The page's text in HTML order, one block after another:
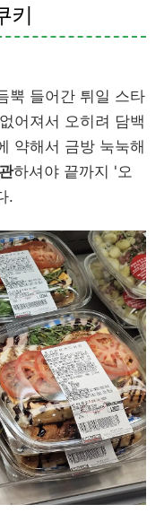
키
뿍 들어간 튀일 스타
어져서 오히려 담백
약해서 금방 눅눅해
하셔야 끝까지 '오
.